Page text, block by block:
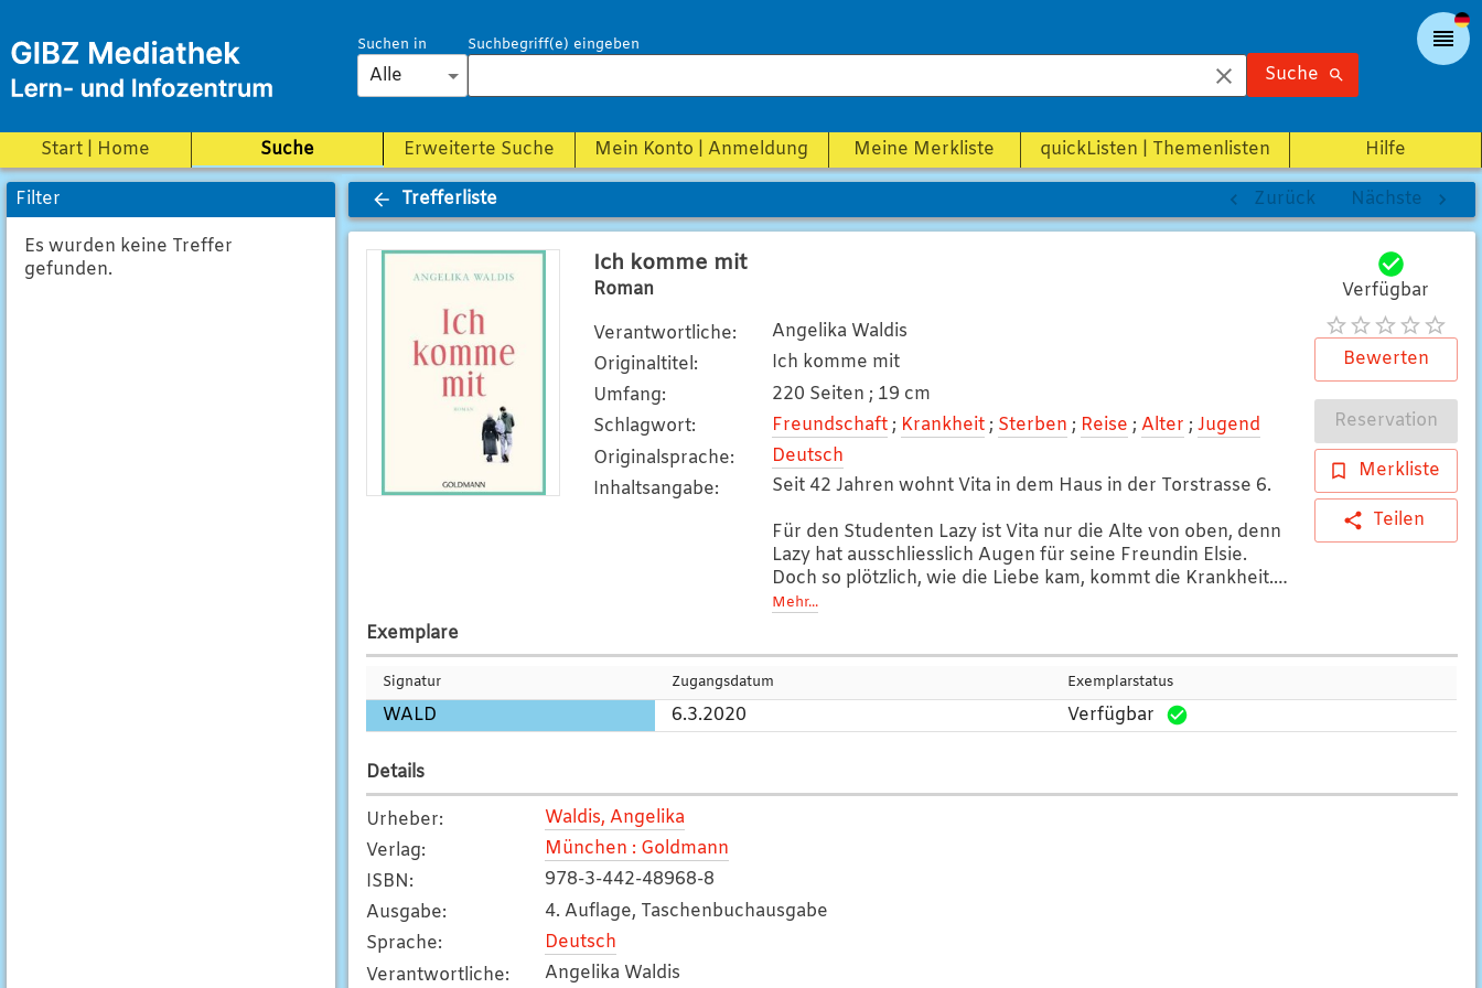
Suchen in
Alle
Suchbegriff(e) eingeben
Suche
Start | Home Suche Erweiterte Suche Mein Konto | Anmeldung Meine Merkliste quickListen | Themenlisten Hilfe
Filter
Es wurden keine Treffer
gefunden.
Trefferliste Zurück Nächste
Ich komme mit
Roman
Verantwortliche:
Angelika Waldis
Originaltitel:
Ich komme mit
Umfang:
220 Seiten ; 19 cm
Schlagwort: Freundschaft ; Krankheit ; Sterben ; Reise ;Alter ;Jugend
Originalsprache:
Deutsch
Inhaltsangabe:
Seit 42 Jahren wohnt Vita in dem Haus in der Torstrasse 6.
Für den Studenten Lazy ist Vita nur die Alte von oben, denn
Lazy hat ausschliesslich Augen für seine Freundin Elsie.
Doch so plötzlich, wie die Liebe kam, kommt die Krankheit.
Sie verscheucht Elsie und die Zukunft.
auf, nimmt ihn zu sich und päppelt ihn mit Wurstbroten
wieder auf. Eine ungewöhnliche, lustige und seltsam innige
Mehr...
Verfügbar
Bewerten
Reservation
Merkliste
Teilen
Exemplare
Signatur Zugangsdatum Exemplarstatus
WALD 6.3.2020 Verfügbar
Details
Urheber:
Waldis, Angelika
Verlag:
München : Goldmann
ISBN:
978-3-442-48968-8
Ausgabe:
4. Auflage, Taschenbuchausgabe
Sprache:
Deutsch
Verantwortliche: Angelika Waldis